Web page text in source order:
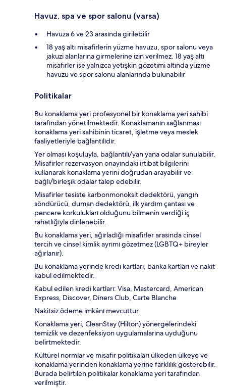
Havuz, spa ve spor salonu (varsa)
Havuza 6 ve 23 arasında girilebilir
18 yaş altı misafirlerin yüzme havuzu, spor salonu veya
jakuzi alanlarına girmelerine izin verilmez. 18 yaş altı
misafirler ise yalnızca yetişkin gözetimi altında yüzme
havuzu ve spor salonu alanlarında bulunabilir
Politikalar
Bu konaklama yeri profesyonel bir konaklama yeri sahibi
tarafından yönetilmektedir. Konaklamanın sağlanması
konaklama yeri sahibinin ticaret, işletme veya meslek
faaliyetleriyle bağlantılıdır.
Yer olması koşuluyla, bağlantılı/yan yana odalar sunulabilir.
Misafirler rezervasyon onayındaki irtibat bilgilerini
kullanarak konaklama yerini doğrudan arayabilir ve
bağlı/birleşik odalar talep edebilir.
Misafirler tesiste karbonmonoksit dedektörü, yangın
söndürücü, duman dedektörü, ilk yardım çantası ve
pencere korkulukları olduğunu bilmenin verdiği iç
rahatlığıyla dinlenebilir.
Bu konaklama yeri, ağırladığı misafirler arasında cinsel
tercih ve cinsel kimlik ayrımı gözetmez (LGBTQ+ bireyler
ağırlanır).
Bu konaklama yerinde kredi kartları, banka kartları ve nakit
kabul edilmektedir.
Kabul edilen kredi kartları: Visa, Mastercard, American
Express, Discover, Diners Club, Carte Blanche
Nakitsiz ödeme imkânı mevcuttur.
Konaklama yeri, CleanStay (Hilton) yönergelerindeki
temizlik ve dezenfeksiyon uygulamalarına uyduğunu
belirtmektedir.
Kültürel normlar ve misafir politikaları ülkeden ülkeye ve
konaklama yerinden konaklama yerine farklılık gösterebilir.
Burada belirtilen politikalar konaklama yeri tarafından
verilmiştir.